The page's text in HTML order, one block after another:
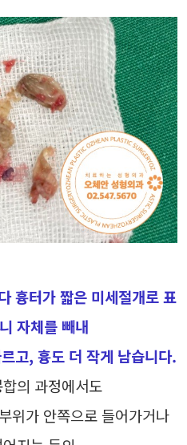
흉터가 짧은 미세절개로 표
자체를 빼내
고, 흉도 더 작게 남습니다.
의 과정에서도
위가 안쪽으로 들어가거나